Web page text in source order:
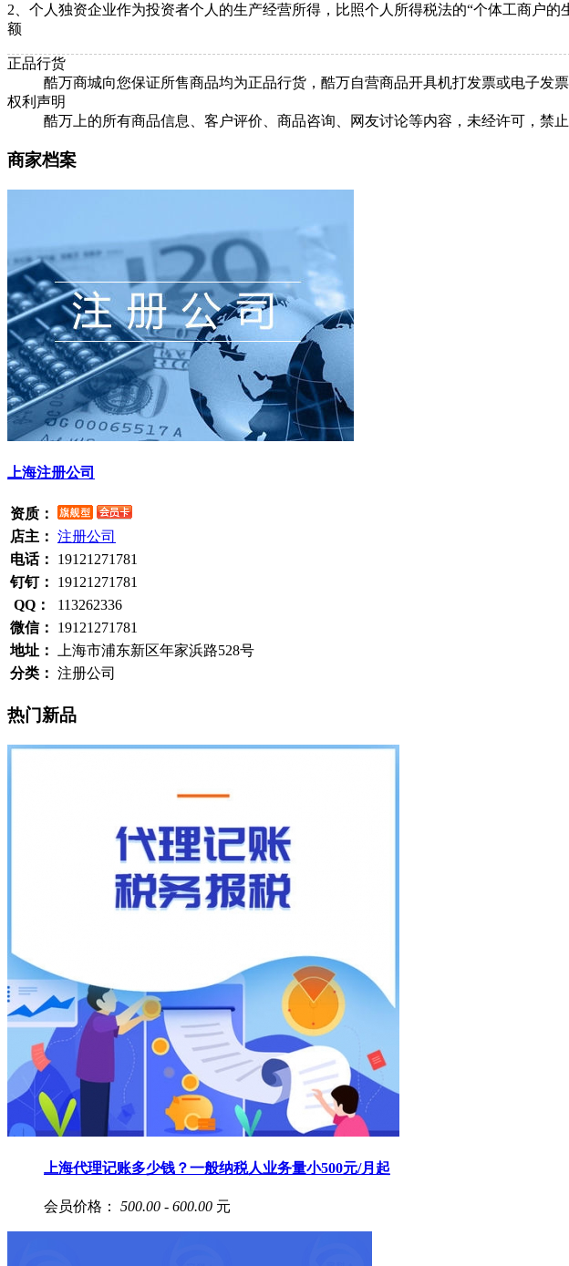
2、个人独资企业作为投资者个人的生产经营所得，比照个人所得税法的“个体工商户
额
正品行货
酷万商城向您保证所售商品均为正品行货，酷万自营商品开具机打发票或电子发票
权利声明
酷万上的所有商品信息、客户评价、商品咨询、网友讨论等内容，未经许可，禁止
商家档案
上海注册公司
资质：
店主： 注册公司
电话：
19121271781
钉钉：
19121271781
QQ：
113262336
微信：
19121271781
地址：
上海市浦东新区年家浜路528号
分类： 注册公司
热门新品
上海代理记账多少钱？一般纳税人业务量小500元/月起
会员价格： 500.00 - 600.00 元